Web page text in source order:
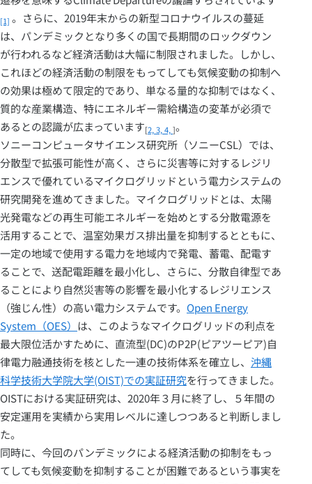
[1] 。さらに、2019年末からの新型コロナウイルスの蔓延
は、パンデミックとなり多くの国で長期間のロックダウン
が行われるなど経済活動は大幅に制限されました。しかし、
これほどの経済活動の制限をもってしても気候変動の抑制へ
の効果は極めて限定的であり、単なる量的な抑制ではなく、
質的な産業構造、特にエネルギー需給構造の変革が必須で
あるとの認識が広まっています[2, 3, 4, ]。
ソニーコンピュータサイエンス研究所（ソニーCSL）では、
分散型で拡張可能性が高く、さらに災害等に対するレジリ
エンスで優れているマイクログリッドという電力システムの
研究開発を進めてきました。マイクログリッドとは、太陽
光発電などの再生可能エネルギーを始めとする分散電源を
活用することで、温室効果ガス排出量を抑制するとともに、
一定の地域で使用する電力を地域内で発電、蓄電、配電す
ることで、送配電距離を最小化し、さらに、分散自律型であ
ることにより自然災害等の影響を最小化するレジリエンス
（強じん性）の高い電力システムです。 Open Energy
System（OES） は、このようなマイクログリッドの利点を
最大限位活かすために、直流型(DC)のP2P(ピアツーピア)自
律電力融通技術を核とした一連の技術体系を確立し、 沖縄
科学技術大学院大学(OIST)での実証研究を行ってきました。
OISTにおける実証研究は、2020年３月に終了し、５年間の
安定運用を実績から実用レベルに達しつつあると判断しまし
た。
同時に、今回のパンデミックによる経済活動の抑制をもっ
てしても気候変動を抑制することが困難であるという事実を